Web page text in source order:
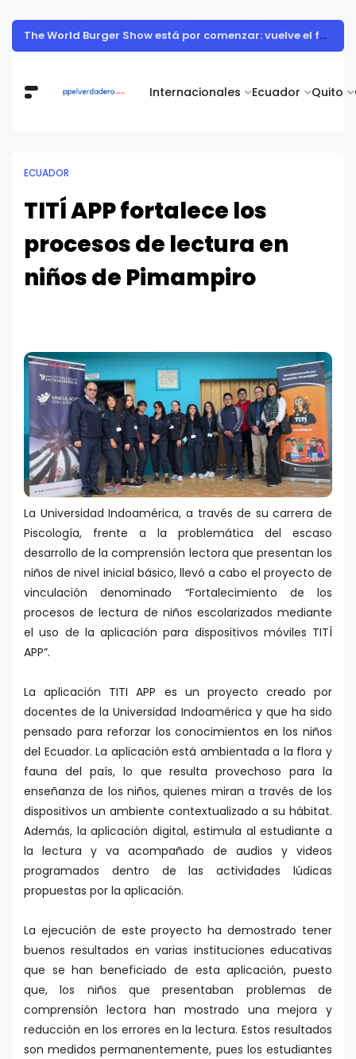
Internacionales Ecuador Quito
Muestra de arte contemporáneo reunió a cuerpo diplomático y artistas nacionales en la Academia Diplomática Galo Plaza
ECUADOR
TITÍ APP fortalece los
procesos de lectura en
niños de Pimampiro
La Universidad Indoamérica, a través de su carrera de
Piscología, frente a la problemática del escaso
desarrollo de la comprensión lectora que presentan los
niños de nivel inicial básico, llevó a cabo el proyecto de
vinculación denominado “Fortalecimiento de los
procesos de lectura de niños escolarizados mediante
el uso de la aplicación para dispositivos móviles TITÍ
APP”.
La aplicación TITI APP es un proyecto creado por
docentes de la Universidad Indoamérica y que ha sido
pensado para reforzar los conocimientos en los niños
del Ecuador. La aplicación está ambientada a la flora y
fauna del país, lo que resulta provechoso para la
enseñanza de los niños, quienes miran a través de los
dispositivos un ambiente contextualizado a su hábitat.
Además, la aplicación digital, estimula al estudiante a
la lectura y va acompañado de audios y videos
programados dentro de las actividades lúdicas
propuestas por la aplicación.
La ejecución de este proyecto ha demostrado tener
buenos resultados en varias instituciones educativas
que se han beneficiado de esta aplicación, puesto
que, los niños que presentaban problemas de
comprensión lectora han mostrado una mejora y
reducción en los errores en la lectura. Estos resultados
son medidos permanentemente, pues los estudiantes